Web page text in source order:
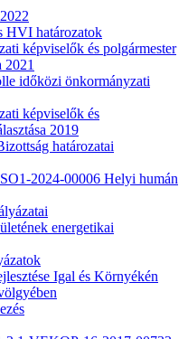
HVI határozatok
képviselők és polgármester
2021
időközi önkormányzati
képviselők és
2019
határozatai
2024-00006 Helyi humán
energetikai
Igal és Környékén